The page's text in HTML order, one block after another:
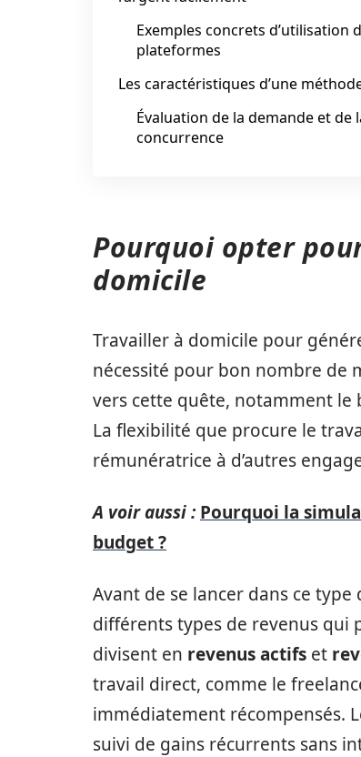
Exemples concrets d’utilisation
plateformes
Les caractéristiques d’une
Évaluation de la demande et de
concurrence
Pourquoi opter
domicile
Travailler à domicile pour
nécessité pour bon nombre de
vers cette quête, notamment le
La flexibilité que procure le
rémunératrice à d’autres
A voir aussi : Pourquoi la
budget ?
Avant de se lancer dans ce
différents types de revenus qui
divisent en revenus actifs et
travail direct, comme le
immédiatement récompensés.
suivi de gains récurrents sans